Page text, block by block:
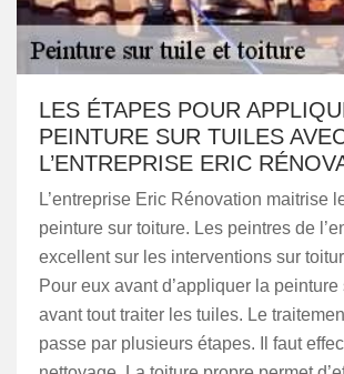
LES ÉTAPES POUR
PEINTURE SUR TUILES
L’ENTREPRISE ERIC
L’entreprise Eric Rénovation maitrise
peinture sur toiture. Les peintres de
excellent sur les interventions sur
Pour eux avant d’appliquer la
avant tout traiter les tuiles. Le
passe par plusieurs étapes. Il faut